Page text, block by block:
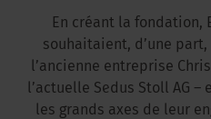
En créant la fondation,
souhaitaient, d’une
l’ancienne entreprise
l’actuelle Sedus Stoll AG
les grands axes de leur